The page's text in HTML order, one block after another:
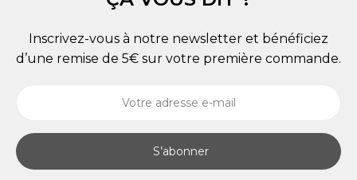
Inscrivez-vous à notre newsletter et bénéficiez
d’une remise de 5€ sur votre première commande.
S’abonner